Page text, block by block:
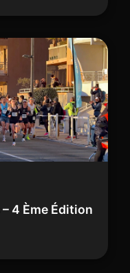
4 Ème Édition